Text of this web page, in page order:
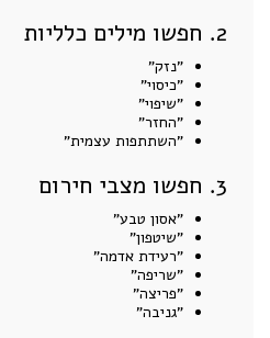
2. חפשו מילים כלליות
"נזק"
"כיסוי"
"שיפוי"
"החזר"
"השתתפות עצמית"
3. חפשו מצבי חירום
"אסון טבע"
"שיטפון"
"רעידת אדמה"
"שריפה"
"פריצה"
"גניבה"